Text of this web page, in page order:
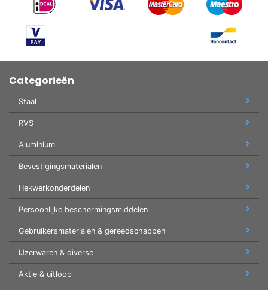
Categorieën
Staal
RVS
Aluminium
Bevestigingsmaterialen
Hekwerkonderdelen
Persoonlijke beschermingsmiddelen
Gebruikersmaterialen & gereedschappen
IJzerwaren & diverse
Aktie & uitloop